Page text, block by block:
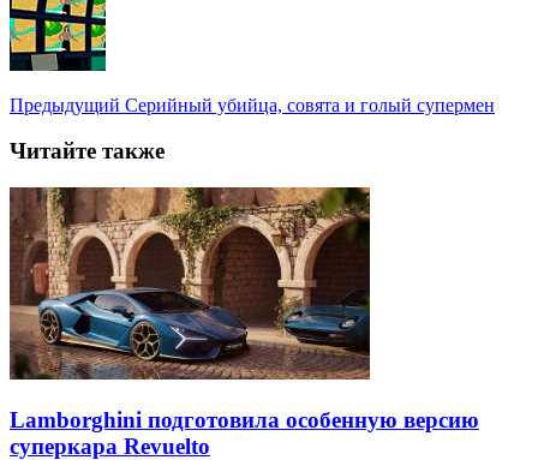
Предыдущий Серийный убийца, совята и голый супермен
Читайте также
Lamborghini подготовила особенную версию
суперкара Revuelto